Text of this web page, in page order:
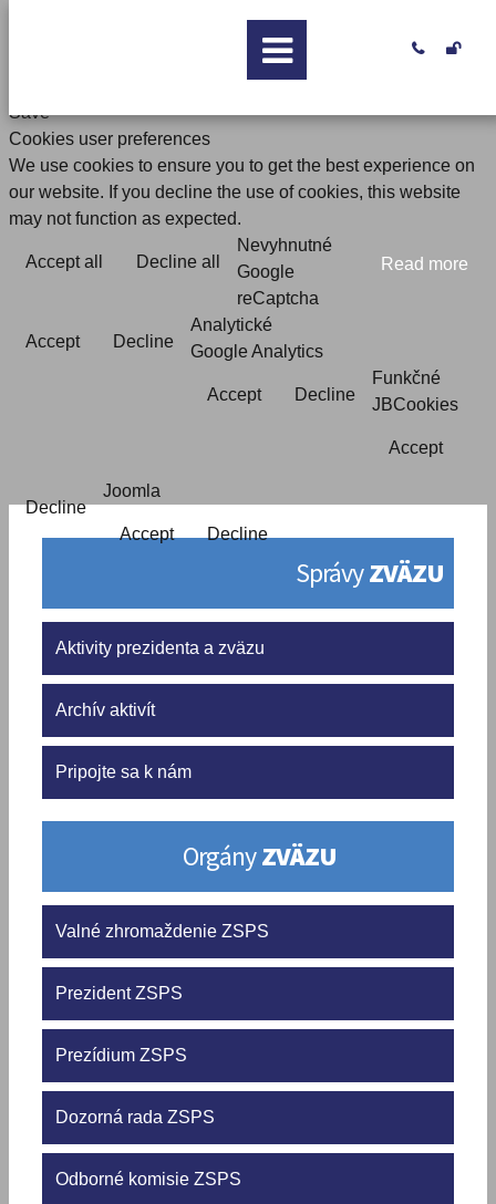
Save
Cookies user preferences
We use cookies to ensure you to get the best experience on
our website. If you decline the use of cookies, this website
may not function as expected.
Accept all Decline all Read more
Nevyhnutné
Google
reCaptcha
Accept Decline
Analytické
Google Analytics
Accept Decline
Funkčné
JBCookies
Accept
Decline
Joomla
Accept Decline
 
SprávyZVÄZU
Aktivity prezidenta a zväzu
Archív aktivít
Pripojte sa k nám
OrgányZVÄZU
Valné zhromaždenie ZSPS
Prezident ZSPS
Prezídium ZSPS
Dozorná rada ZSPS
Odborné komisie ZSPS